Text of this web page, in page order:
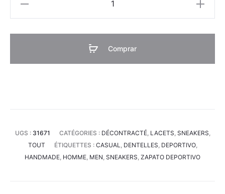
Comprar
UGS : 31671 CATÉGORIES : DÉCONTRACTÉ, LACETS, SNEAKERS,
TOUT
ÉTIQUETTES : CASUAL, DENTELLES, DEPORTIVO,
HANDMADE, HOMME, MEN, SNEAKERS, ZAPATO DEPORTIVO